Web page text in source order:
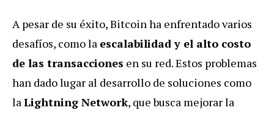
A pesar de su éxito, Bitcoin ha enfrentado varios
desafíos, como la escalabilidad y el alto costo
de las transacciones en su red. Estos problemas
han dado lugar al desarrollo de soluciones como
laLightning Network, que busca mejorar la